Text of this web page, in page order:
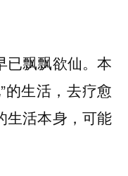
已飘飘欲仙。本
的生活，去疗愈
生活本身，可能